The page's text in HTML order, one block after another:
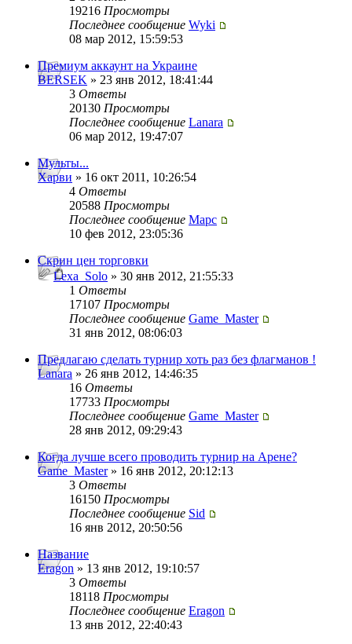
19216 Просмотры
Последнее сообщение Wyki
08 мар 2012, 15:59:53
Премиум аккаунт на Украине
BERSEK » 23 янв 2012, 18:41:44
3 Ответы
20130 Просмотры
Последнее сообщение Lanara
06 мар 2012, 19:47:07
Мульты...
Харви » 16 окт 2011, 10:26:54
4 Ответы
20588 Просмотры
Последнее сообщение Mapc
10 фев 2012, 23:05:36
Скрин цен торговки
Lexa_Solo » 30 янв 2012, 21:55:33
1 Ответы
17107 Просмотры
Последнее сообщение Game_Master
31 янв 2012, 08:06:03
Предлагаю сделать турнир хоть раз без флагманов !
Lanara » 26 янв 2012, 14:46:35
16 Ответы
17733 Просмотры
Последнее сообщение Game_Master
28 янв 2012, 09:29:43
Когда лучше всего проводить турнир на Арене?
Game_Master» 16 янв 2012, 20:12:13
3 Ответы
16150 Просмотры
Последнее сообщение Sid
16 янв 2012, 20:50:56
Название
Eragon » 13 янв 2012, 19:10:57
3 Ответы
18118 Просмотры
Последнее сообщение Eragon
13 янв 2012, 22:40:43